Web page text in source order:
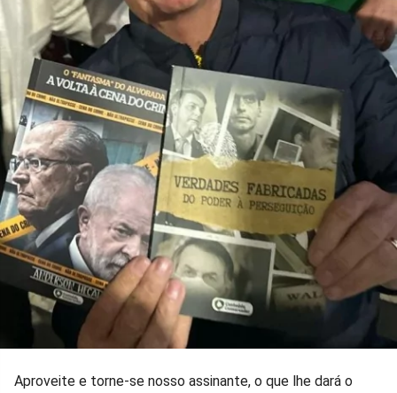
Aproveite e torne-se nosso assinante, o que lhe dará o